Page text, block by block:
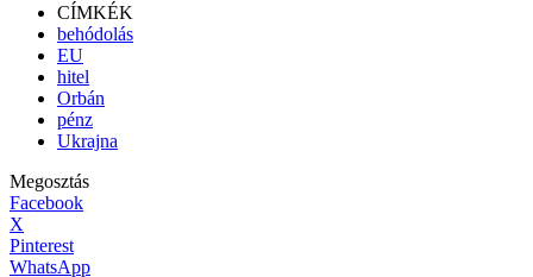
CÍMKÉK
behódolás
EU
hitel
Orbán
pénz
Ukrajna
Megosztás
Facebook
X
Pinterest
WhatsApp